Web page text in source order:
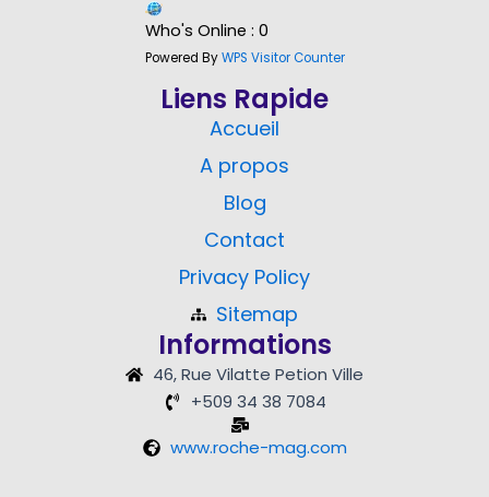
Who's Online : 0
Powered ByWPS Visitor Counter
Liens Rapide
Accueil
A propos
Blog
Contact
Privacy Policy
Sitemap
Informations
46, Rue Vilatte Petion Ville
+509 34 38 7084
www.roche-mag.com